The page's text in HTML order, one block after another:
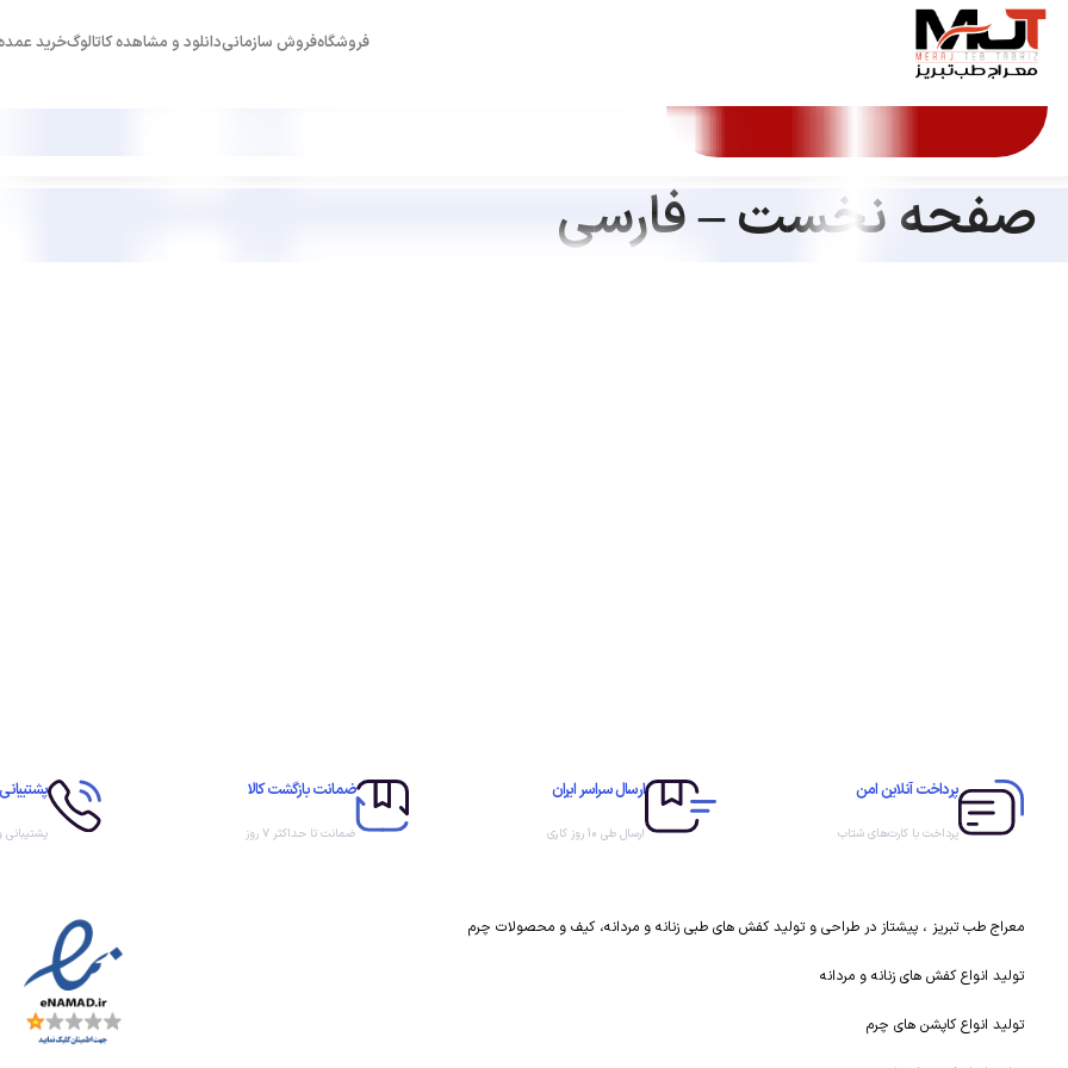
فروشگاهفروش سازمانیدانلود و مشاهده کاتالوگخرید
صفحه نخست – فارسی
پرداخت آنلاین امن
پرداخت با کارت‌های شتاب
ارسال سراسر ایران
ارسال طی 10 روز کاری
ضمانت بازگشت کالا
ضمانت تا حداکثر ۷ روز
معراج طب تبریز ، پیشتاز در طراحی و تولید کفش های طبی زنانه و مردانه، کیف و محصولات چرم
تولید انواع کفش های زنانه و مردانه
تولید انواع کاپشن های چرم